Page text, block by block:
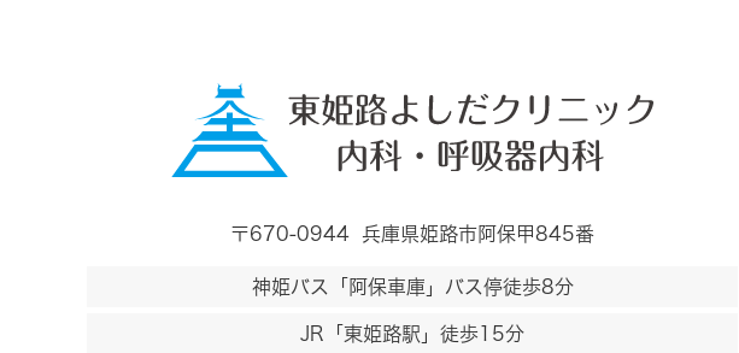
〒670-0944 兵庫県姫路市阿保甲845番
神姫バス「阿保車庫」バス停徒歩8分
JR「東姫路駅」徒歩15分